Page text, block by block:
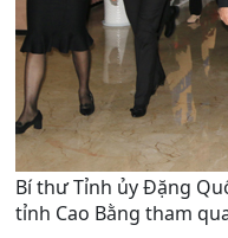
Bí thư Tỉnh ủy Đặng
tỉnh Cao Bằng tham